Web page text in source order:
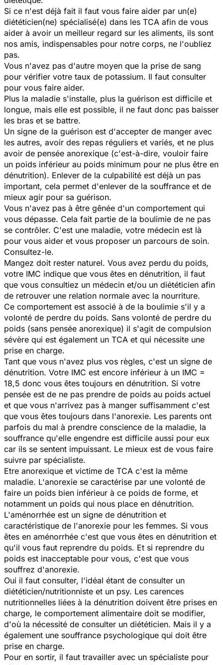
Si ce n'est déjà fait il faut vous faire aider par un(e)
diététicien(ne) spécialisé(e) dans les TCA afin de vous
aider à avoir un meilleur regard sur les aliments, ils sont
nos amis, indispensables pour notre corps, ne l'oubliez
pas.
Vous n'avez pas d'autre moyen que la prise de sang
pour vérifier votre taux de potassium. Il faut consulter
pour vous faire aider.
Plus la maladie s'installe, plus la guérison est difficile et
longue, mais elle est possible, il ne faut donc pas baisser
les bras et se battre.
Un signe de la guérison est d'accepter de manger avec
les autres, avoir des repas réguliers et variés, et ne plus
avoir de pensée anorexique (c'est-à-dire, vouloir faire
un poids inférieur au poids minimum pour ne plus être en
dénutrition). Enlever de la culpabilité est déjà un pas
important, cela permet d'enlever de la souffrance et de
mieux agir pour sa guérison.
Vous n'avez pas à être gênée d'un comportement qui
vous dépasse. Cela fait partie de la boulimie de ne pas
se contrôler. C'est une maladie, votre médecin est là
pour vous aider et vous proposer un parcours de soin.
Consultez-le.
Mangez doit rester naturel. Vous avez perdu du poids,
votre IMC indique que vous êtes en dénutrition, il faut
que vous consultiez un médecin et/ou un diététicien afin
de retrouver une relation normale avec la nourriture.
Ce comportement est associé à de la boulimie s'il y a
volonté de perdre du poids. Sans volonté de perdre du
poids (sans pensée anorexique) il s'agit de compulsion
sévère qui est également un TCA et qui nécessite une
prise en charge.
Tant que vous n'avez plus vos règles, c'est un signe de
dénutrition. Votre IMC est encore inférieur à un IMC =
18,5 donc vous êtes toujours en dénutrition. Si votre
pensée est de ne pas prendre de poids au poids actuel
et que vous n'arrivez pas à manger suffisamment c'est
que vous êtes toujours dans l'anorexie. Les parents ont
parfois du mal à prendre conscience de la maladie, la
souffrance qu'elle engendre est difficile aussi pour eux
car ils se sentent impuissant. Le mieux est de vous faire
suivre par spécialiste.
Etre anorexique et victime de TCA c'est la même
maladie. L'anorexie se caractérise par une volonté de
faire un poids bien inférieur à ce poids de forme, et
notamment un poids qui nous place en dénutrition.
L'aménorrhée est un signe de dénutrition et
caractéristique de l'anorexie pour les femmes. Si vous
êtes en aménorrhée c'est que vous êtes en dénutrition et
qu'il vous faut reprendre du poids. Et si reprendre du
poids est inacceptable pour vous, c'est que vous
souffrez d'anorexie.
Oui il faut consulter, l'idéal étant de consulter un
diététicien/nutritionniste et un psy. Les carences
nutritionnelles liées à la dénutrition doivent être prises en
charge, le comportement alimentaire doit se modifier,
d'où la nécessité de consulter un diététicien. Mais il y a
également une souffrance psychologique qui doit être
prise en charge.
Pour en sortir, il faut travailler avec un spécialiste pour